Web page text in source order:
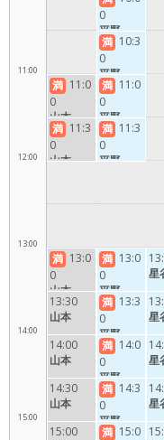
11:00
12:00
13:00
14:00
15:00
満 11:0
0
山本
満 11:3
0
山本
満 13:0
0
山本
13:30
山本
14:00
山本
14:30
山本
15:00
0
平野
満 10:3
0
平野
満 11:0
0
平野
満 11:3
0
平野
満 13:0
0
平野
満 13:3
0
平野
満 14:0
0
平野
満 14:3
0
平野
満 15:0
星
星
星
星